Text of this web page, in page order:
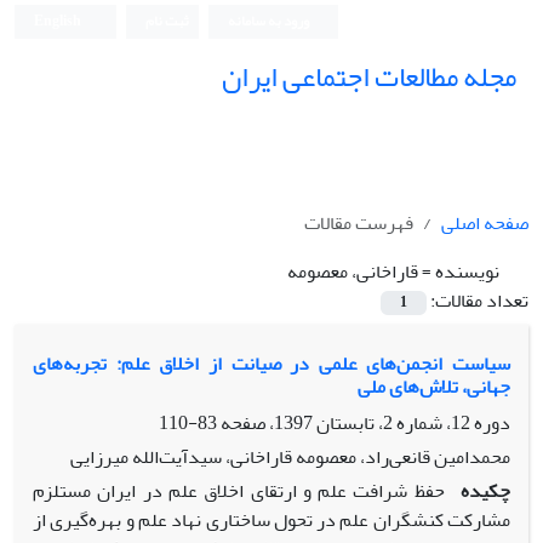
مجله مطالعات اجتماعی ایران
صفحه اصلی
فهرست مقالات
نویسنده =قاراخانی، معصومه
تعداد مقالات:
1
سیاست انجمن‌های علمی در صیانت از اخلاق علم: تجربه‌های
جهانی، تلاش‌های ملی
دوره 12، شماره 2، تابستان 1397، صفحه
83-110
محمدامین قانعی‌راد، معصومه قاراخانی، سیدآیت‌الله میرزایی
چکیده حفظ شرافت علم و ارتقای اخلاق علم در ایران مستلزم
مشارکت کنشگران علم در تحول ساختاری نهاد علم و بهره‌گیری از